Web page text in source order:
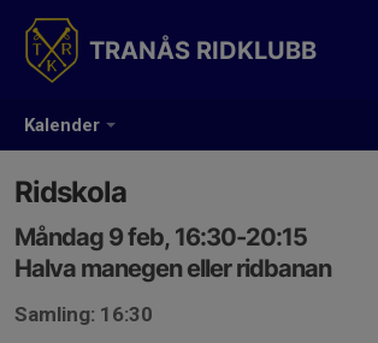
Kalender
TRANÅS RIDKLUBB
Ridskola
Måndag 9 feb, 16:30-20:15
Halva manegen eller ridbanan
Samling: 16:30